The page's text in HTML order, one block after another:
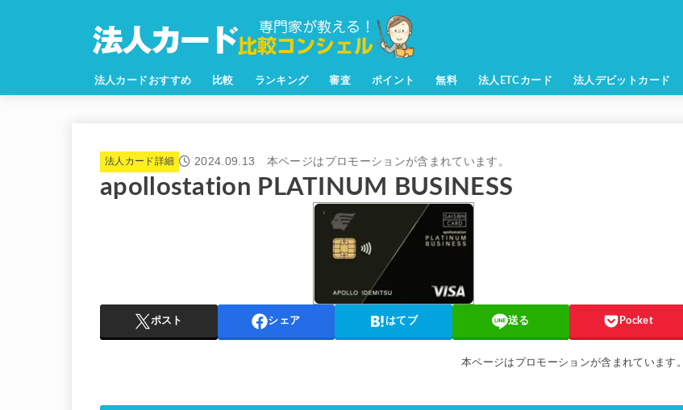
法人カードおすすめ 比較 ランキング 審査 ポイント 無料 法人ETCカード 法人デビットカード
法人カード詳細 2024.09.13
apollostation PLATINUM BUSINESS
ポスト シェア はてブ 送る Pocket
本ページはプロモーションが含まれています。